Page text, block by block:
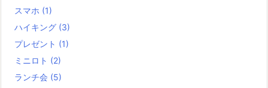
スマホ (1)
ハイキング (3)
プレゼント (1)
ミニロト (2)
ランチ会 (5)